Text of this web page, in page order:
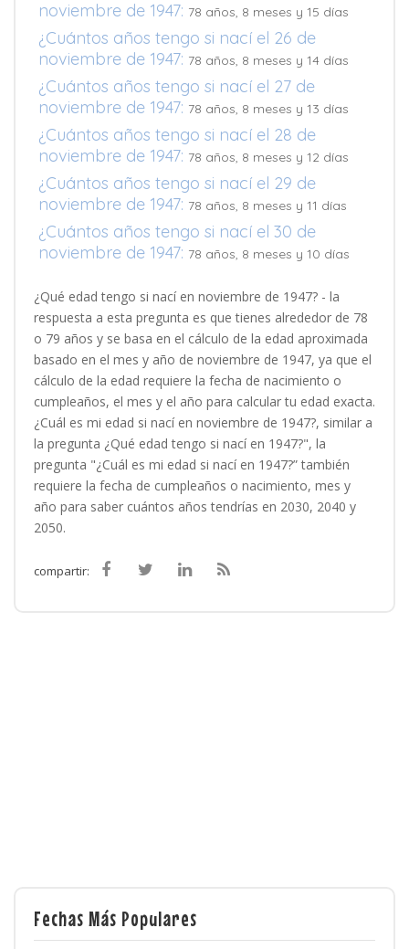
noviembre de 1947: 78 años, 8 meses y 15 días
¿Cuántos años tengo si nací el 26 de
noviembre de 1947: 78 años, 8 meses y 14 días
¿Cuántos años tengo si nací el 27 de
noviembre de 1947: 78 años, 8 meses y 13 días
¿Cuántos años tengo si nací el 28 de
noviembre de 1947: 78 años, 8 meses y 12 días
¿Cuántos años tengo si nací el 29 de
noviembre de 1947: 78 años, 8 meses y 11 días
¿Cuántos años tengo si nací el 30 de
noviembre de 1947: 78 años, 8 meses y 10 días
¿Qué edad tengo si nací en noviembre de 1947? - la
respuesta a esta pregunta es que tienes alrededor de 78
o 79 años y se basa en el cálculo de la edad aproximada
basado en el mes y año de noviembre de 1947, ya que el
cálculo de la edad requiere la fecha de nacimiento o
cumpleaños, el mes y el año para calcular tu edad exacta.
¿Cuál es mi edad si nací en noviembre de 1947?, similar a
la pregunta ¿Qué edad tengo si nací en 1947?", la
pregunta "¿Cuál es mi edad si nací en 1947?” también
requiere la fecha de cumpleaños o nacimiento, mes y
año para saber cuántos años tendrías en 2030, 2040 y
2050.
compartir:
Fechas Más Populares